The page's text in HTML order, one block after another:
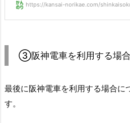
https://kansai-norikae.com/
③阪神電車を利用する場合
最後に阪神電車を利用する場合に
す。